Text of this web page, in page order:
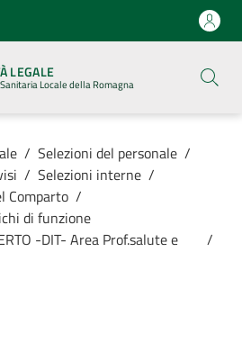
LEGALE
Locale della Romagna
/ Selezioni del personale /
/ Selezioni interne /
Comparto /
di funzione
-DIT- Area Prof.salute e
/